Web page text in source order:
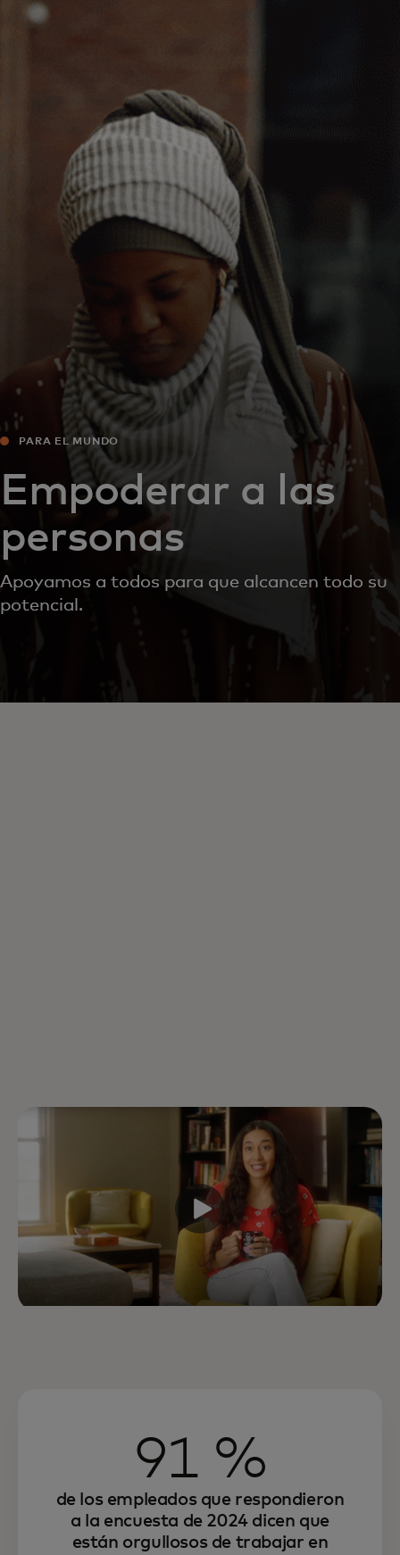
Para ti
Para empresas
Para el mundo
Para innovadores
Noticias y tendencias
PARA EL MUNDO
Empoderar a las
personas
Apoyamos a todos para que alcancen todo su
potencial.
91 %
de los empleados que respondieron
a la encuesta de 2024 dicen que
están orgullosos de trabajar en